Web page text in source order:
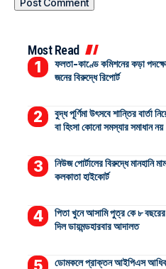
Most Read
ফলতা-কাণ্ডে কমিশনের কড়া
জনের বিরুদ্ধে রিপোর্ট
বুদ্ধ পূর্ণিমা উৎসবে শান্তির বার্তা
বা হিংসা কোনো সমস্যার সমাধান নয়
নিউজ পোর্টালের বিরুদ্ধে মানহানি
কলকাতা হাইকোর্ট
পিতা খুনে আসামি পুত্র কে ৮
দিল ডায়মন্ডহারবার আদালত
ডোমকলে প্রাক্তন আইপিএস